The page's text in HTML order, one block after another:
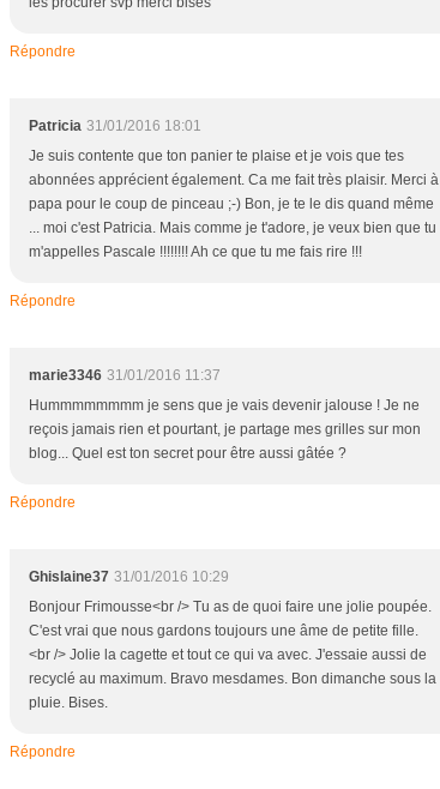
Répondre
Patricia 31/01/2016 18:01
Je suis contente que ton panier te plaise et je vois que tes
abonnées apprécient également. Ca me fait très plaisir. Merci à
papa pour le coup de pinceau ;-) Bon, je te le dis quand même
... moi c'est Patricia. Mais comme je t'adore, je veux bien que tu
m'appelles Pascale !!!!!!!! Ah ce que tu me fais rire !!!
Répondre
marie3346 31/01/2016 11:37
Hummmmmmmm je sens que je vais devenir jalouse ! Je ne
reçois jamais rien et pourtant, je partage mes grilles sur mon
blog... Quel est ton secret pour être aussi gâtée ?
Répondre
Ghislaine37 31/01/2016 10:29
Bonjour Frimousse<br /> Tu as de quoi faire une jolie poupée.
C'est vrai que nous gardons toujours une âme de petite fille.
<br /> Jolie la cagette et tout ce qui va avec. J'essaie aussi de
recyclé au maximum. Bravo mesdames. Bon dimanche sous la
pluie. Bises.
Répondre